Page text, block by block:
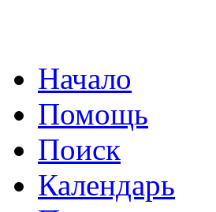
Начало
Помощь
Поиск
Календарь